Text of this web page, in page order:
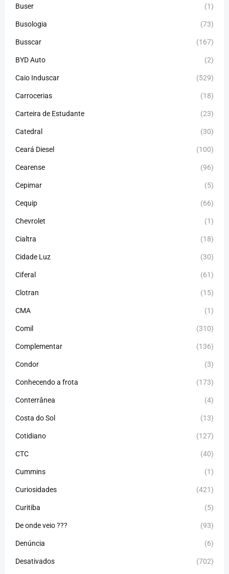
Buser (1)
Busologia (73)
Busscar (167)
BYD Auto (2)
Caio Induscar (529)
Carrocerias (18)
Carteira de Estudante (23)
Catedral (30)
Ceará Diesel (100)
Cearense (96)
Cepimar (5)
Cequip (66)
Chevrolet (1)
Cialtra (18)
Cidade Luz (30)
Ciferal (61)
Clotran (15)
CMA (1)
Comil (310)
Complementar (136)
Condor (3)
Conhecendo a frota (173)
Conterrânea (4)
Costa do Sol (13)
Cotidiano (127)
CTC (40)
Cummins (1)
Curiosidades (421)
Curitiba (5)
De onde veio ??? (93)
Denúncia (6)
Desativados (702)